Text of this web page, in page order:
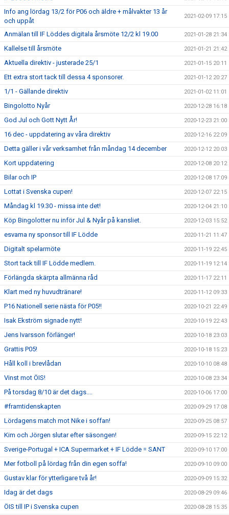
Info ang lördag 13/2 för P06 och äldre + målvakter 13 år
och uppåt
2021-02-09 17:15
Anmälan till IF Löddes digitala årsmöte 12/2 kl 19.00 2021-01-28 21:34
Kallelse till årsmöte 2021-01-21 21:42
Aktuella direktiv - justerade 25/1 2021-01-15 20:11
Ett extra stort tack till dessa 4 sponsorer. 2021-01-12 20:27
1/1 - Gällande direktiv 2021-01-02 11:01
Bingolotto Nyår 2020-12-28 16:18
God Jul och Gott Nytt År! 2020-12-23 21:00
16 dec - uppdatering av våra direktiv 2020-12-16 22:09
Detta gäller i vår verksamhet från måndag 14 december 2020-12-12 20:03
Kort uppdatering 2020-12-08 20:12
Bilar och IP 2020-12-08 17:09
Lottat i Svenska cupen! 2020-12-07 22:15
Måndag kl 19.30 - missa inte det! 2020-12-04 21:10
Köp Bingolotter nu inför Jul & Nyår på kansliet. 2020-12-03 15:52
esvama ny sponsor till IF Lödde 2020-11-21 11:47
Digitalt spelarmöte 2020-11-19 22:45
Stort tack till IF Lödde medlem. 2020-11-19 12:14
Förlängda skärpta allmänna råd 2020-11-17 22:11
Klart med ny huvudtränare! 2020-11-12 09:33
P16 Nationell serie nästa för P05!! 2020-10-21 22:49
Isak Ekström signade nytt! 2020-10-19 22:43
Jens Ivarsson förlänger! 2020-10-18 23:03
Grattis P05! 2020-10-18 15:23
Håll koll i brevlådan 2020-10-10 08:48
Vinst mot ÖIS! 2020-10-08 23:34
På torsdag 8/10 är det dags.... 2020-10-06 17:00
#framtidenskapten 2020-09-29 17:08
Lördagens match mot Nike i soffan! 2020-09-25 08:57
Kim och Jörgen slutar efter säsongen! 2020-09-15 22:12
Sverige-Portugal + ICA Supermarket + IF Lödde = SANT 2020-09-10 17:00
Mer fotboll på lördag från din egen soffa! 2020-09-10 09:00
Gustav klar för ytterligare två år! 2020-09-09 15:32
Idag är det dags 2020-08-29 09:46
ÖIS till IP i Svenska cupen 2020-08-28 15:35